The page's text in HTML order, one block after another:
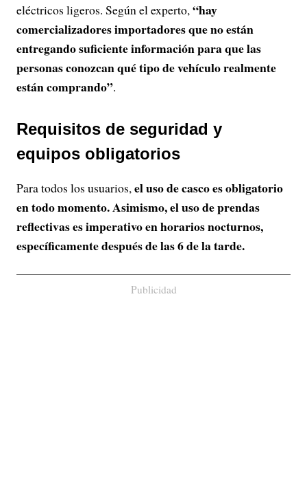
eléctricos ligeros. Según el experto,“hay
comercializadores importadores que no están
entregando suficiente información para que las
personas conozcan qué tipo de vehículo realmente
están comprando”.
Requisitos de seguridad y
equipos obligatorios
Para todos los usuarios,el uso de casco es obligatorio
en todo momento. Asimismo, el uso de prendas
reflectivas es imperativo en horarios nocturnos,
específicamente después de las 6 de la tarde.
Publicidad